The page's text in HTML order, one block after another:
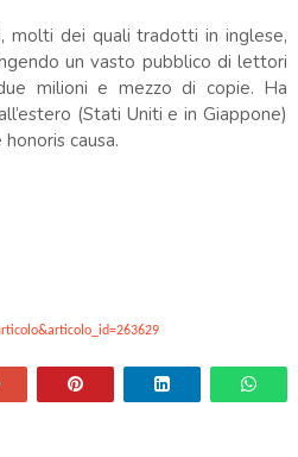
molti dei quali tradotti in inglese,
un vasto pubblico di lettori
milioni e mezzo di copie. Ha
(Stati Uniti e in Giappone)
causa.